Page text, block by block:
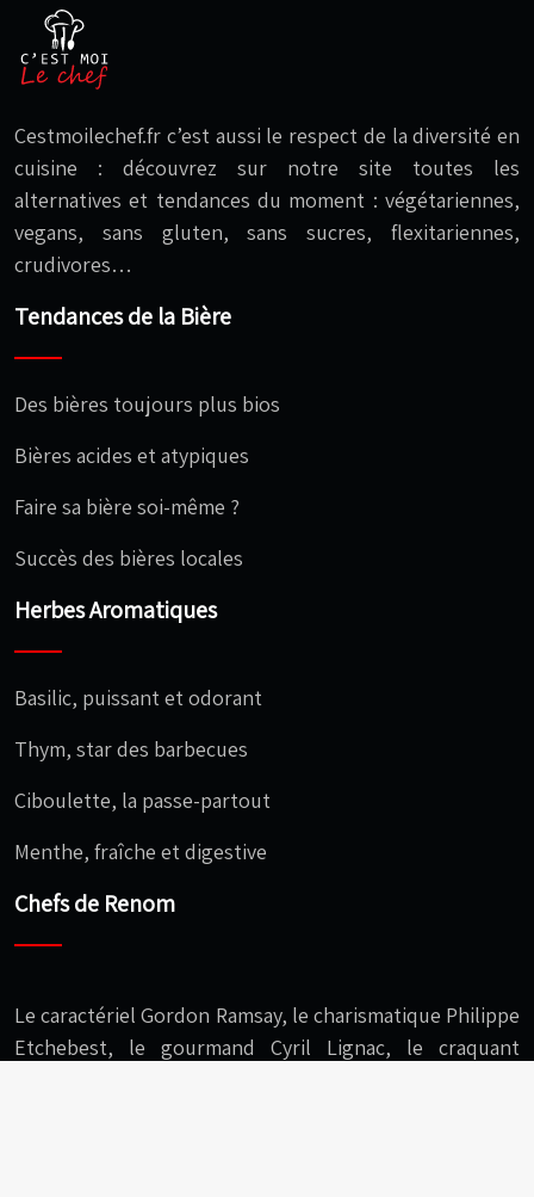
Cestmoilechef.fr c’est aussi le respect de la diversité en
cuisine : découvrez sur notre site toutes les
alternatives et tendances du moment : végétariennes,
vegans, sans gluten, sans sucres, flexitariennes,
crudivores…
Tendances de la Bière
Des bières toujours plus bios
Bières acides et atypiques
Faire sa bière soi-même ?
Succès des bières locales
Herbes Aromatiques
Basilic, puissant et odorant
Thym, star des barbecues
Ciboulette, la passe-partout
Menthe, fraîche et digestive
Chefs de Renom
Le caractériel Gordon Ramsay, le charismatique Philippe
Etchebest, le gourmand Cyril Lignac, le craquant